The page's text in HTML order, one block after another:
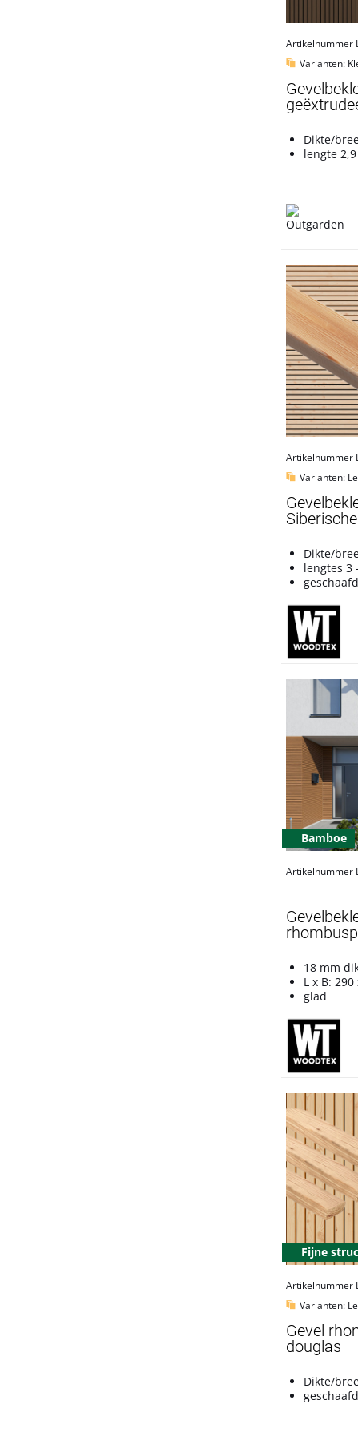
Artikelnummer
Varianten:
Dikte/
lengte
Artikelnummer
Varianten:
Dikte/
lengtes 3
geschaafd
Bamboe
Artikelnummer
18 mm
L x B:
glad
Fijne
Artikelnummer
Varianten:
Gevel
douglas
Dikte/
geschaafd